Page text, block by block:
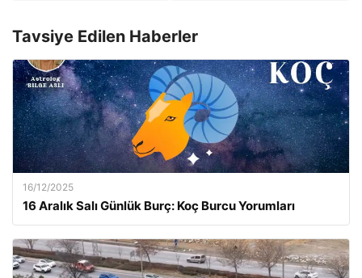
Tavsiye Edilen Haberler
16/12/2025
16 Aralık Salı Günlük Burç: Koç Burcu Yorumları